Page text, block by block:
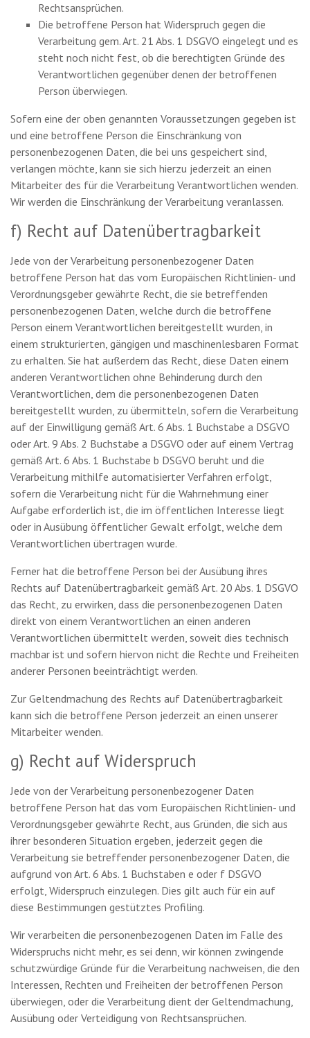
Rechtsansprüchen.
Die betroffene Person hat Widerspruch gegen die
Verarbeitung gem. Art. 21 Abs. 1 DSGVO eingelegt und es
steht noch nicht fest, ob die berechtigten Gründe des
Verantwortlichen gegenüber denen der betroffenen
Person überwiegen.
Sofern eine der oben genannten Voraussetzungen gegeben ist
und eine betroffene Person die Einschränkung von
personenbezogenen Daten, die bei uns gespeichert sind,
verlangen möchte, kann sie sich hierzu jederzeit an einen
Mitarbeiter des für die Verarbeitung Verantwortlichen wenden.
Wir werden die Einschränkung der Verarbeitung veranlassen.
f) Recht auf Datenübertragbarkeit
Jede von der Verarbeitung personenbezogener Daten
betroffene Person hat das vom Europäischen Richtlinien- und
Verordnungsgeber gewährte Recht, die sie betreffenden
personenbezogenen Daten, welche durch die betroffene
Person einem Verantwortlichen bereitgestellt wurden, in
einem strukturierten, gängigen und maschinenlesbaren Format
zu erhalten. Sie hat außerdem das Recht, diese Daten einem
anderen Verantwortlichen ohne Behinderung durch den
Verantwortlichen, dem die personenbezogenen Daten
bereitgestellt wurden, zu übermitteln, sofern die Verarbeitung
auf der Einwilligung gemäß Art. 6 Abs. 1 Buchstabe a DSGVO
oder Art. 9 Abs. 2 Buchstabe a DSGVO oder auf einem Vertrag
gemäß Art. 6 Abs. 1 Buchstabe b DSGVO beruht und die
Verarbeitung mithilfe automatisierter Verfahren erfolgt,
sofern die Verarbeitung nicht für die Wahrnehmung einer
Aufgabe erforderlich ist, die im öffentlichen Interesse liegt
oder in Ausübung öffentlicher Gewalt erfolgt, welche dem
Verantwortlichen übertragen wurde.
Ferner hat die betroffene Person bei der Ausübung ihres
Rechts auf Datenübertragbarkeit gemäß Art. 20 Abs. 1 DSGVO
das Recht, zu erwirken, dass die personenbezogenen Daten
direkt von einem Verantwortlichen an einen anderen
Verantwortlichen übermittelt werden, soweit dies technisch
machbar ist und sofern hiervon nicht die Rechte und Freiheiten
anderer Personen beeinträchtigt werden.
Zur Geltendmachung des Rechts auf Datenübertragbarkeit
kann sich die betroffene Person jederzeit an einen unserer
Mitarbeiter wenden.
g) Recht auf Widerspruch
Jede von der Verarbeitung personenbezogener Daten
betroffene Person hat das vom Europäischen Richtlinien- und
Verordnungsgeber gewährte Recht, aus Gründen, die sich aus
ihrer besonderen Situation ergeben, jederzeit gegen die
Verarbeitung sie betreffender personenbezogener Daten, die
aufgrund von Art. 6 Abs. 1 Buchstaben e oder f DSGVO
erfolgt, Widerspruch einzulegen. Dies gilt auch für ein auf
diese Bestimmungen gestütztes Profiling.
Wir verarbeiten die personenbezogenen Daten im Falle des
Widerspruchs nicht mehr, es sei denn, wir können zwingende
schutzwürdige Gründe für die Verarbeitung nachweisen, die den
Interessen, Rechten und Freiheiten der betroffenen Person
überwiegen, oder die Verarbeitung dient der Geltendmachung,
Ausübung oder Verteidigung von Rechtsansprüchen.